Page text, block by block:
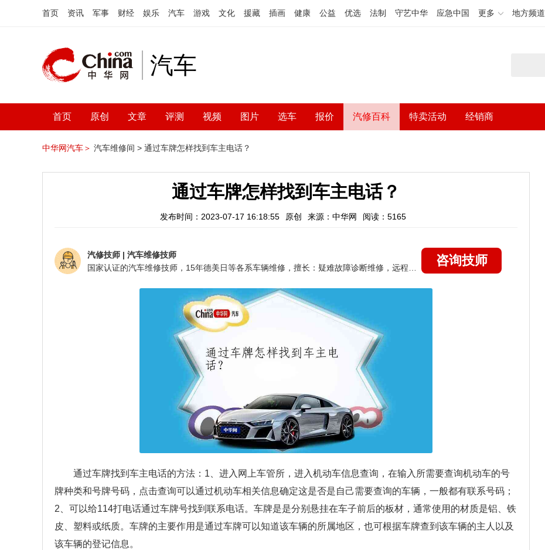
首页 资讯 军事 财经 娱乐 汽车 游戏 文化 援藏 插画 健康 公益 优选 法制 守艺中华 应急中国 更多 地方频道
汽车
首页 原创 文章 评测 视频 图片 选车 报价 汽修百科 特卖活动 经销商
中华网汽车＞ 汽车维修间 > 通过车牌怎样找到车主电话？
通过车牌怎样找到车主电话？
发布时间：2023-07-17 16:18:55 原创 来源：中华网 阅读：5165
汽修技师 | 汽车维修技师
咨询技师
通过车牌找到车主电话的方法：1、进入网上车管所，进入机动车信息查询，在输入所需要查询机动车的号
牌种类和号牌号码，点击查询可以通过机动车相关信息确定这是否是自己需要查询的车辆，一般都有联系号码；
2、可以给114打电话通过车牌号找到联系电话。车牌是是分别悬挂在车子前后的板材，通常使用的材质是铝、铁
皮、塑料或纸质。车牌的主要作用是通过车牌可以知道该车辆的所属地区，也可根据车牌查到该车辆的主人以及
该车辆的登记信息。